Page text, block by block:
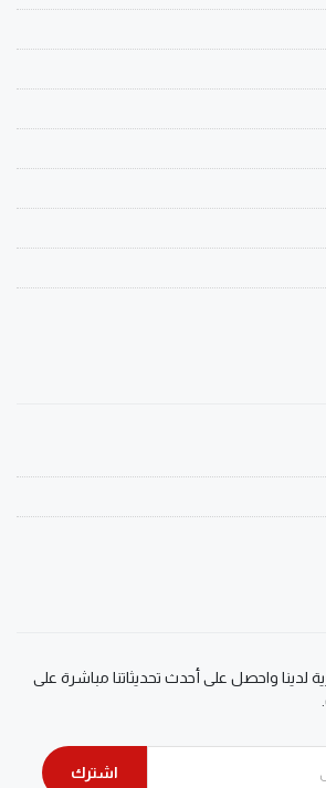
لدينا واحصل على أحدث تحديثاتنا مباشرة على
اشترك